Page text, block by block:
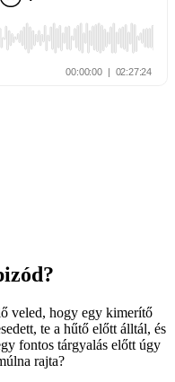
veled, hogy egy kimerítő
te a hűtő előtt álltál, és
fontos tárgyalás előtt úgy
rajta?